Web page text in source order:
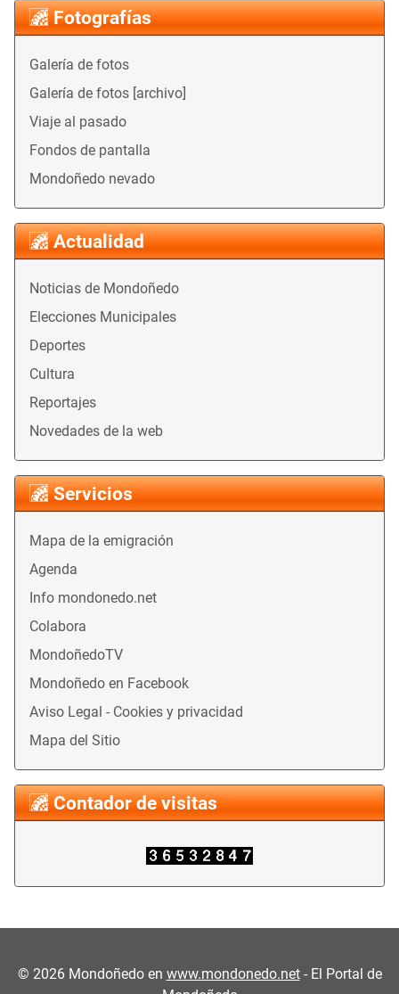
Fotografías
Galería de fotos
Galería de fotos [archivo]
Viaje al pasado
Fondos de pantalla
Mondoñedo nevado
Actualidad
Noticias de Mondoñedo
Elecciones Municipales
Deportes
Cultura
Reportajes
Novedades de la web
Servicios
Mapa de la emigración
Agenda
Info mondonedo.net
Colabora
MondoñedoTV
Mondoñedo en Facebook
Aviso Legal - Cookies y privacidad
Mapa del Sitio
Contador de visitas
© 2026Mondoñedo en www.mondonedo.net- El Portal de